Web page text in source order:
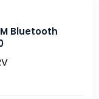
Bluetooth